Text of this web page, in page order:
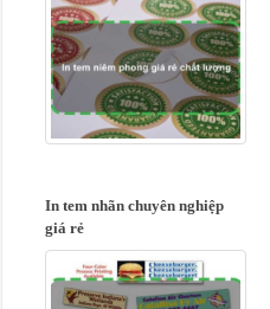
In tem nhãn chuyên nghiệp
giá rẻ